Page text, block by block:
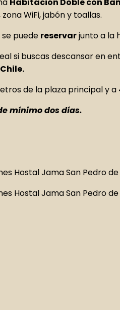
WiFi, jabón y toallas.
puede reservarjunto a la
si buscas descansar en
de la plaza principal y
mínimo dos días.